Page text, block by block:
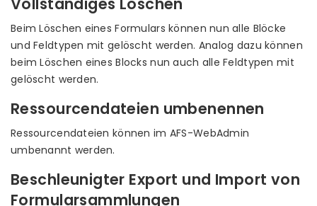
Beim Löschen eines Formulars können nun alle Blöcke
und Feldtypen mit gelöscht werden. Analog dazu können
beim Löschen eines Blocks nun auch alle Feldtypen mit
gelöscht werden.
Ressourcendateien umbenennen
Ressourcendateien können im AFS-WebAdmin
umbenannt werden.
Beschleunigter Export und Import von
Formularsammlungen